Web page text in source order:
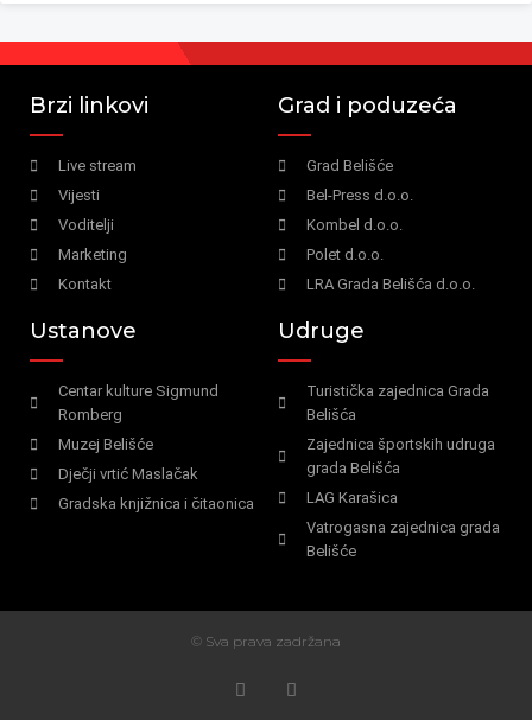
Brzi linkovi
Live stream
Vijesti
Voditelji
Marketing
Kontakt
Grad i poduzeća
Grad Belišće
Bel-Press d.o.o.
Kombel d.o.o.
Polet d.o.o.
LRA Grada Belišća d.o.o.
Ustanove
Centar kulture Sigmund
Romberg
Muzej Belišće
Dječji vrtić Maslačak
Gradska knjižnica i čitaonica
Udruge
Turistička zajednica Grada
Belišća
Zajednica športskih udruga
grada Belišća
LAG Karašica
Vatrogasna zajednica grada
Belišće
© Sva prava zadržana